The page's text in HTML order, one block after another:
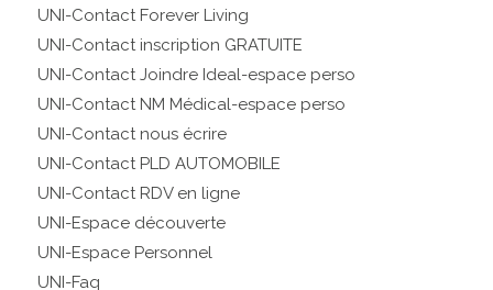
UNI-Contact Forever Living
UNI-Contact inscription GRATUITE
UNI-Contact Joindre Ideal-espace perso
UNI-Contact NM Médical-espace perso
UNI-Contact nous écrire
UNI-Contact PLD AUTOMOBILE
UNI-Contact RDV en ligne
UNI-Espace découverte
UNI-Espace Personnel
UNI-Faq